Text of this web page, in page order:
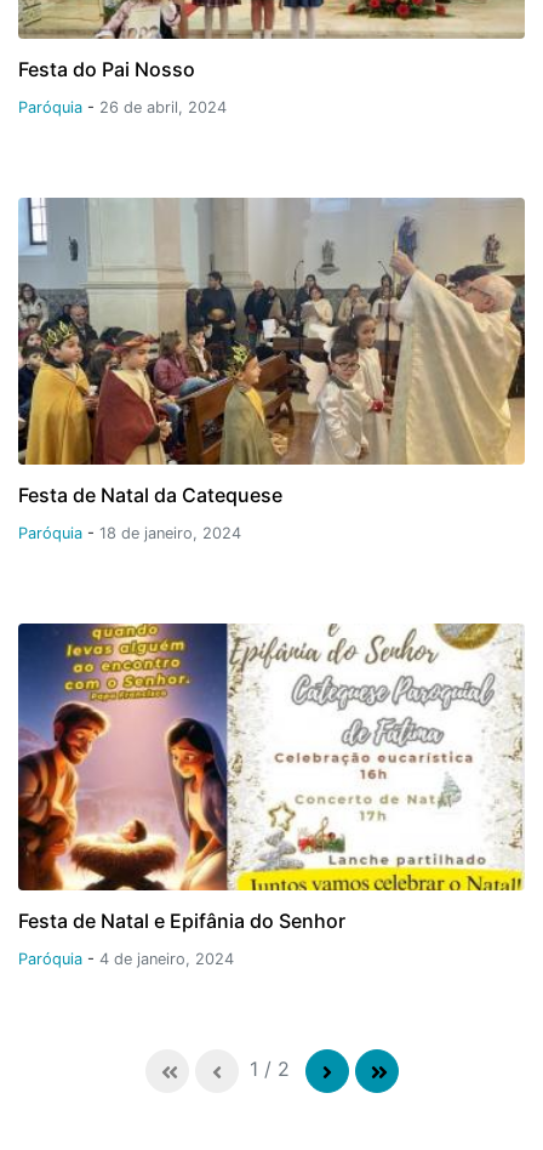
Festa do Pai Nosso
Paróquia - 26 de abril, 2024
Festa de Natal da Catequese
Paróquia - 18 de janeiro, 2024
Festa de Natal e Epifânia do Senhor
Paróquia - 4 de janeiro, 2024
1 / 2